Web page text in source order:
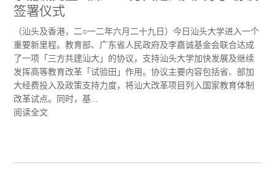
签署仪式
（汕头及香港，二○一二年六月二十九日）今日汕头大学进入一个
重要新里程。教育部、广东省人民政府及李嘉诚基金会联合达成
了一项「三方共建汕大」的协议，支持汕头大学加快发展及继续
发挥高等教育改革「试验田」作用。协议主要内容包括省、部加
大经费投入及政策支持力度，将汕大改革项目列入国家教育体制
改革试点。同时，基...
阅读全文